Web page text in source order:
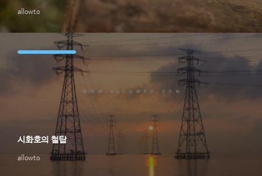
allowto
allowto
시화호의 철탑